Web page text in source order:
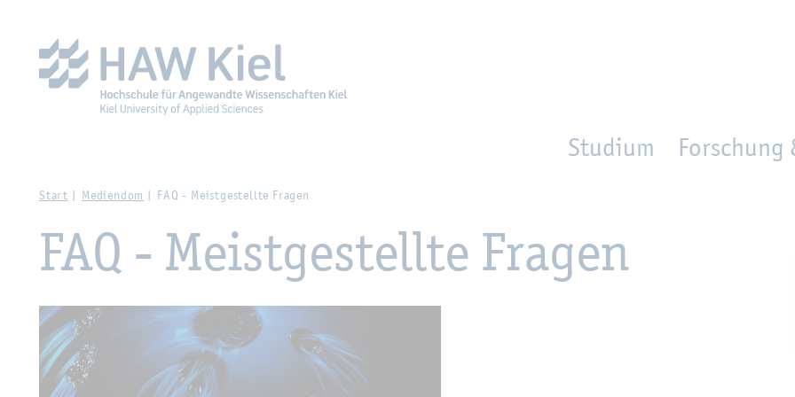
Studium Forschung
Start Me­di­en­dom FAQ - Meist­ge­stell­te Fra­gen
FAQ - Meist­ge­stell­te Fra­gen